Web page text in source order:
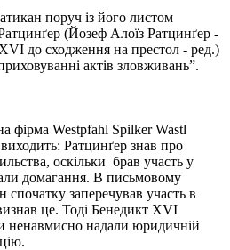
поруч із його листом
(Йозеф Алоїз Ратцинґер -
до сходження на престол - ред.)
актів зловживань”.
фірма Westpfahl Spilker Wastl
виходить: Ратцинґер знав про
оскільки брав участь у
домагання. В письмовому
спочатку заперечував участь в
це. Тоді Бенедикт XVI
ненавмисно надали юридичній